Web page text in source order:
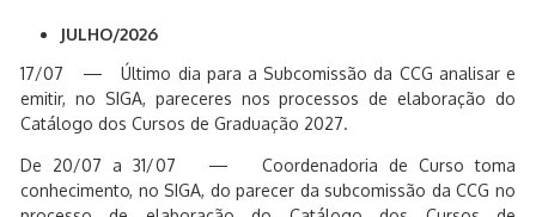
JULHO/2026
17/07 — Último dia para a Subcomissão da CCG analisar e
emitir, no SIGA, pareceres nos processos de elaboração do
Catálogo dos Cursos de Graduação 2027.
De 20/07 a 31/07 — Coordenadoria de Curso toma
conhecimento, no SIGA, do parecer da subcomissão da CCG no